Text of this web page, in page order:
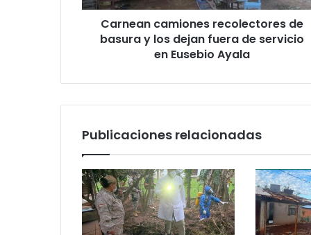
e
n
o
Carnean camiones recolectores de
basura y los dejan fuera de servicio
en Eusebio Ayala
Publicaciones relacionadas